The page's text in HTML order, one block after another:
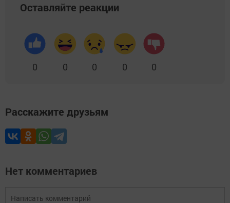
Оставляйте реакции
0 0 0 0 0
Расскажите друзьям
Нет комментариев